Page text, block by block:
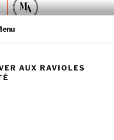
AUX RAVIOLES